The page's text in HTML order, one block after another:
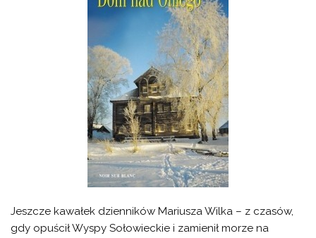
Jeszcze kawałek dzienników Mariusza Wilka – z czasów,
gdy opuścił Wyspy Sołowieckie i zamienił morze na